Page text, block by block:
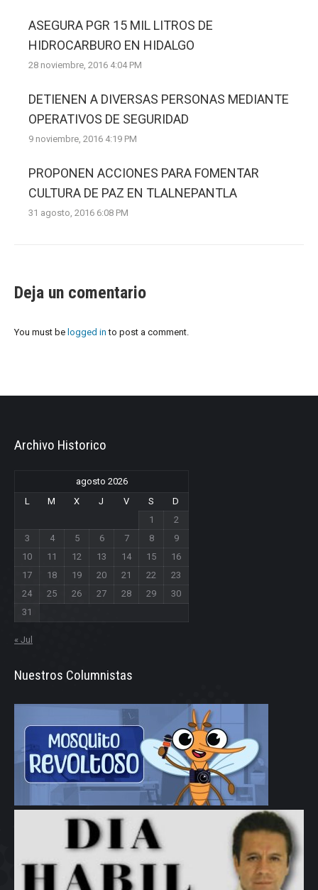
ASEGURA PGR 15 MIL LITROS DE
HIDROCARBURO EN HIDALGO
28 noviembre, 2016 4:04 PM
DETIENEN A DIVERSAS PERSONAS MEDIANTE
OPERATIVOS DE SEGURIDAD
9 noviembre, 2016 4:19 PM
PROPONEN ACCIONES PARA FOMENTAR
CULTURA DE PAZ EN TLALNEPANTLA
31 agosto, 2016 6:08 PM
Deja un comentario
You must be logged in to post a comment.
Archivo Historico
agosto 2026
L
M X J V S
D
1
2
3
4 5 6 7 8
9
10
11 12 13 14 15
16
17
18 19 20 21 22
23
24
25 26 27 28 29
30
31
« Jul
Nuestros Columnistas